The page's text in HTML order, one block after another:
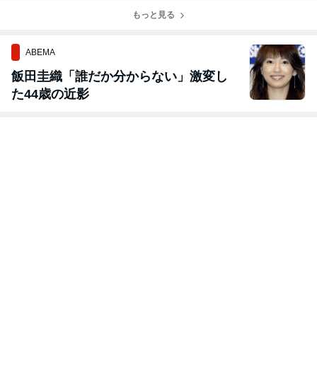
もっと見る
ABEMA
飯田圭織「誰だか分からない」激変し
た44歳の近影